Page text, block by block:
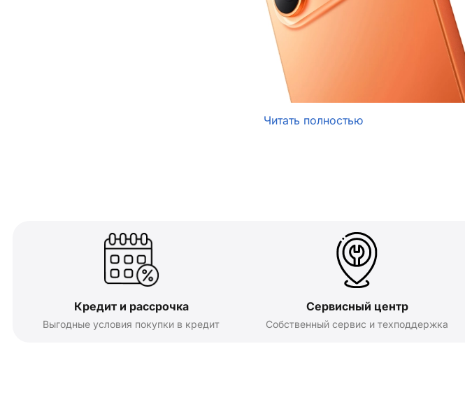
Читать полностью
Кредит и рассрочка
Выгодные условия покупки в кредит
Сервисный центр
Собственный сервис и техподдержка